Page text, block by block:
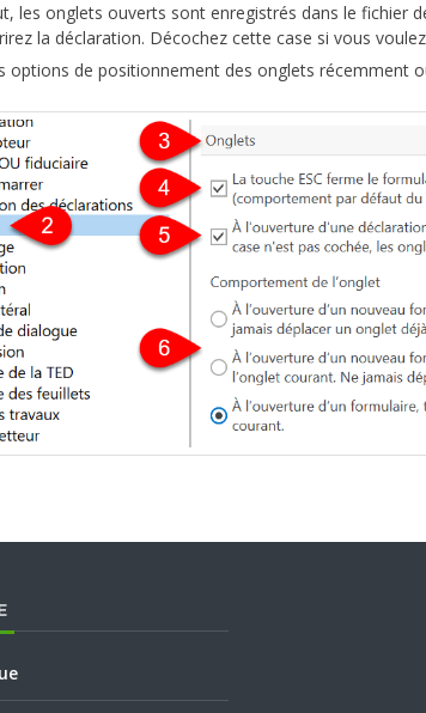
les onglets ouverts sont enregistrés dans le fichier
la déclaration. Décochez cette case si vous
options de positionnement des onglets récemment